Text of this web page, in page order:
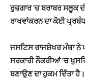
ਰੁਜ਼ਗਾਰ ’ਚ ਬਰਾਬਰ
ਰਾਖਵਾਂਕਰਨ ਦਾ ਕੋਈ
ਜਸਟਿਸ ਰਾਜਸ਼ੇਖਰ ਮੰਥਾ ਨੇ
ਸਰਕਾਰੀ ਨੌਕਰੀਆਂ ’ਚ
ਬਣਾਉਣ ਦਾ ਹੁਕਮ ਦਿੱਤਾ